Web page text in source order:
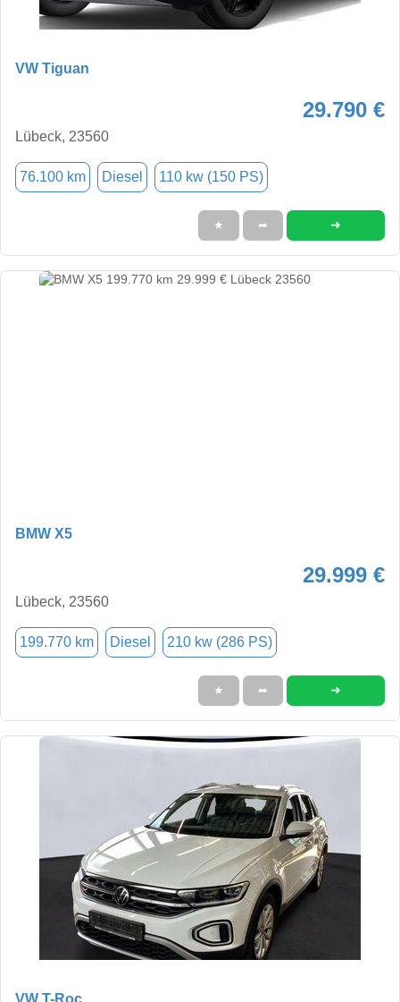
VW Tiguan
29.790 €
Lübeck, 23560
76.100 km Diesel 110 kw (150 PS)
★ ➦ ➜
BMW X5
29.999 €
Lübeck, 23560
199.770 km Diesel 210 kw (286 PS)
★ ➦ ➜
VW T-Roc